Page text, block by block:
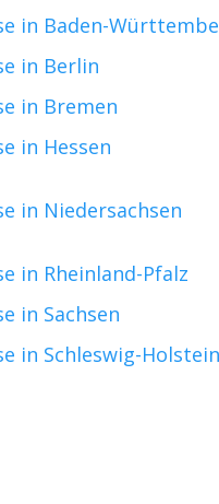
in Baden-
in Berlin
in Bremen
in Hessen
in Niedersachsen
in Rheinland-Pfalz
in Sachsen
in Schleswig-Holstein